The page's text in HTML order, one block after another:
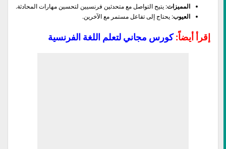
المميزات: يتيح التواصل مع متحدثين فرنسيين لتحسين مهارات المحادثة.
العيوب: يحتاج إلى تفاعل مستمر مع الآخرين.
إقرأ أيضاً:كورس مجاني لتعلم اللغة الفرنسية